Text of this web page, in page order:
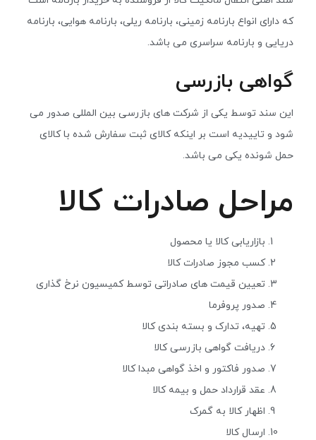
که دارای انواع بارنامه زمینی، بارنامه ریلی، بارنامه هوایی، بارنامه
دریایی و بارنامه سراسری می باشد.
گواهی بازرسی
این سند توسط یکی از شرکت های بازرسی بین المللی صدور می
شود و تاییدیه است بر اینکه کالای ثبت سفارش شده با کالای
حمل شونده یکی می باشد.
مراحل صادرات کالا
بازاریابی کالا یا محصول
کسب مجوز صادرات کالا
تعیین قیمت های صادراتی توسط کمیسیون نرخ گذاری
صدور پروفرما
تهیه، تدارک و بسته بندی کالا
دریافت گواهی بازرسی کالا
صدور فاکتور و اخذ گواهی مبدا کالا
عقد قرارداد حمل و بیمه کالا
اظهار کالا به گمرک
ارسال کالا